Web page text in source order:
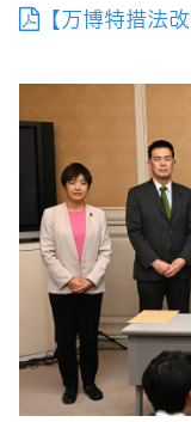
【万博特措法